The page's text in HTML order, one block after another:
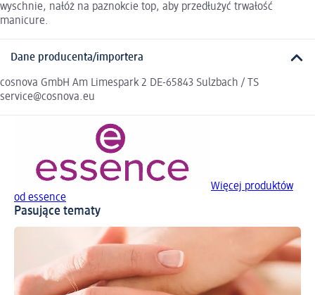
wyschnie, nałóż na paznokcie top, aby przedłużyć trwałość
manicure.
Dane producenta/importera
cosnova GmbH Am Limespark 2 DE-65843 Sulzbach / TS
service@cosnova.eu
Więcej produktów
od essence
Pasujące tematy